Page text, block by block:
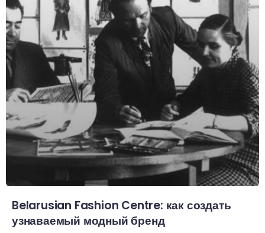
Belarusian Fashion Centre: как создать
узнаваемый модный бренд